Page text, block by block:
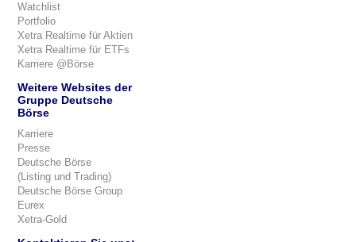
Watchlist
Portfolio
Xetra Realtime für Aktien
Xetra Realtime für ETFs
Karriere @Börse
Weitere Websites der
Gruppe Deutsche
Börse
Karriere
Presse
Deutsche Börse
(Listing und Trading)
Deutsche Börse Group
Eurex
Xetra-Gold